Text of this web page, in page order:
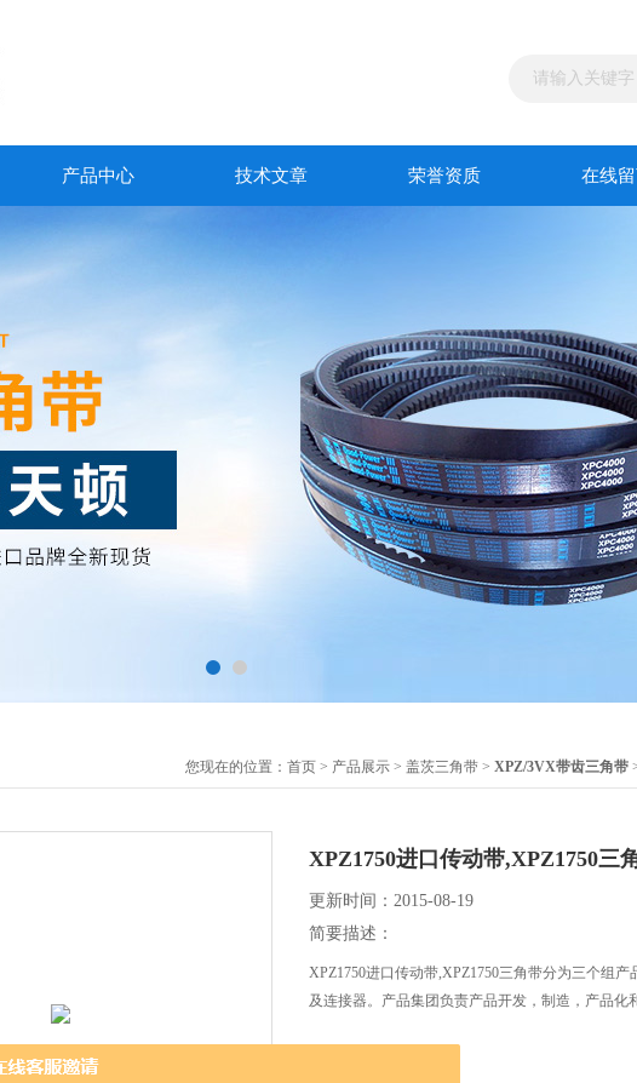
产品中心 技术文章 荣誉资质 在线
您现在的位置： 首页 > 产品展示 > 盖茨三角带 > XPZ/3VX带齿三角带
XPZ1750进口传动带,XPZ1750三
更新时间：2015-08-19
简要描述：
XPZ1750进口传动带,XPZ1750三角带分为三个组
及连接器。产品集团负责产品开发，制造，产品化